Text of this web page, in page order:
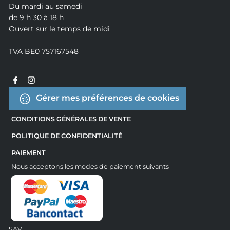
Du mardi au samedi
de 9 h 30 à 18 h
Ouvert sur le temps de midi
TVA BE0 757167548
Gérer mes préférences de cookies
CONDITIONS GÉNÉRALES DE VENTE
POLITIQUE DE CONFIDENTIALITÉ
PAIEMENT
Nous acceptons les modes de paiement suivants